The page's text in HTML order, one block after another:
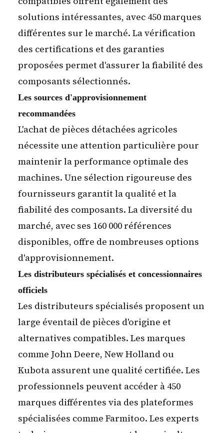
solutions intéressantes, avec 450 marques
différentes sur le marché. La vérification
des certifications et des garanties
proposées permet d'assurer la fiabilité des
composants sélectionnés.
Les sources d'approvisionnement
recommandées
L'achat de pièces détachées agricoles
nécessite une attention particulière pour
maintenir la performance optimale des
machines. Une sélection rigoureuse des
fournisseurs garantit la qualité et la
fiabilité des composants. La diversité du
marché, avec ses 160 000 références
disponibles, offre de nombreuses options
d'approvisionnement.
Les distributeurs spécialisés et concessionnaires
officiels
Les distributeurs spécialisés proposent un
large éventail de pièces d'origine et
alternatives compatibles. Les marques
comme John Deere, New Holland ou
Kubota assurent une qualité certifiée. Les
professionnels peuvent accéder à 450
marques différentes via des plateformes
spécialisées comme Farmitoo. Les experts